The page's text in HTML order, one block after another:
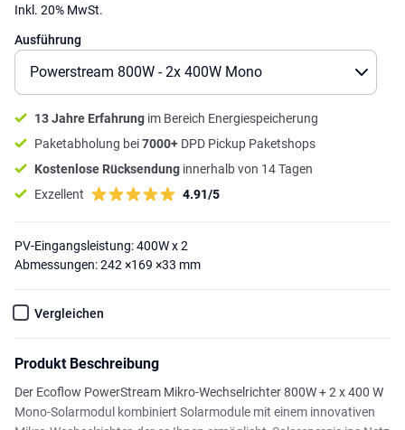
Inkl. 20% MwSt.
Ausführung
13 Jahre Erfahrung im Bereich Energiespeicherung
Paketabholung bei7000+ DPD Pickup Paketshops
Kostenlose Rücksendung innerhalb von 14 Tagen
Exzellent
4.91/5
PV-Eingangsleistung: 400W x 2
Abmessungen: 242 ×169 ×33 mm
Vergleichen
Produkt Beschreibung
Der Ecoflow PowerStream Mikro-Wechselrichter 800W + 2 x 400 W
Mono-Solarmodul kombiniert Solarmodule mit einem innovativen